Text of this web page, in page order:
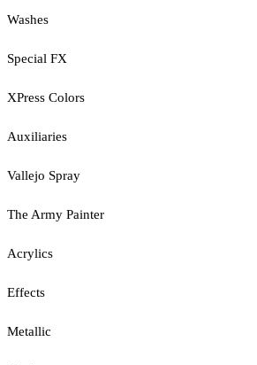
Washes
Special FX
XPress Colors
Auxiliaries
Vallejo Spray
The Army Painter
Acrylics
Effects
Metallic